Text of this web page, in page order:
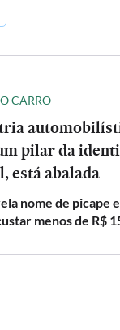
CARRO
pilar da
está abalada
nome de picape
menos de R$